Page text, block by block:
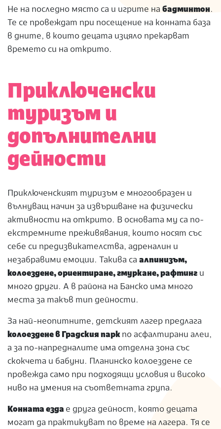
Не на последно място са и игрите на бадминтон.
Те се провеждат при посещение на конната база
в дните, в които децата изцяло прекарват
времето си на открито.
Приключенски
туризъм и
допълнителни
дейности
Приключенският туризъм е многообразен и
вълнуващ начин за извършване на физически
активности на открито. В основата му са по-
екстремните преживявания, които носят със
себе си предизвикателства, адреналин и
незабравими емоции. Такива са алпинизъм,
колоездене, ориентиране, гмуркане, рафтинг и
много други. А в района на Банско има много
места за такъв тип дейности.
За най-неопитните, детският лагер предлага
колоездене в Градския парк по асфалтирани алеи,
а за по-напредналите има отделна зона със
скокчета и бабуни. Планинско колоездене се
провежда само при подходящи условия и високо
ниво на умения на съответната група.
Конната езда е друга дейност, която децата
могат да практикуват по време на лагера. Тя се